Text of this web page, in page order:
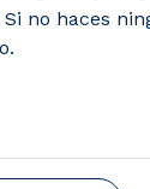
no haces